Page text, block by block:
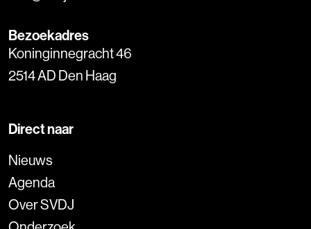
Bezoekadres
Koninginnegracht 46
2514 AD Den Haag
Direct naar
Nieuws
Agenda
Over SVDJ